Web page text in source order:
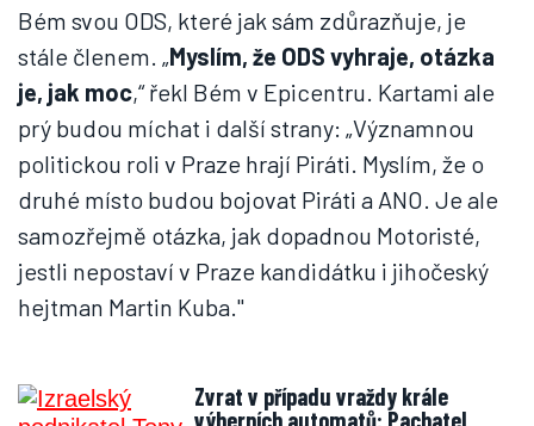
Bém svou ODS, které jak sám zdůrazňuje, je
stále členem. „Myslím, že ODS vyhraje, otázka
je, jak moc,“ řekl Bém v Epicentru. Kartami ale
prý budou míchat i další strany: „Významnou
politickou roli v Praze hrají Piráti. Myslím, že o
druhé místo budou bojovat Piráti a ANO. Je ale
samozřejmě otázka, jak dopadnou Motoristé,
jestli nepostaví v Praze kandidátku i jihočeský
hejtman Martin Kuba."
Zvrat v případu vraždy krále
výherních automatů: Pachatel